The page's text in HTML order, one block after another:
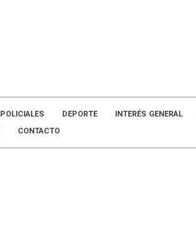
POLICIALES DEPORTE INTERÉS GENERAL
CONTACTO